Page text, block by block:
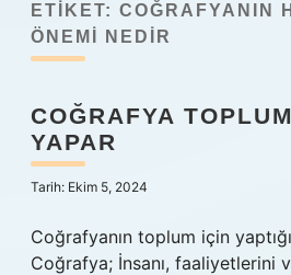
Yasal Uyarı
ETIKET: COĞRAFYANIN
ÖNEMI NEDIR
COĞRAFYA
YAPAR
Tarih: Ekim 5, 2024
Coğrafyanın toplum için
Coğrafya; İnsanı, faaliyetlerini